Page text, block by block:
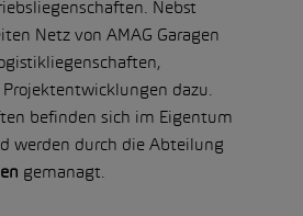
Nebst
Netz von AMAG Garagen
Projektentwicklungen dazu.
befinden sich im Eigentum
werden durch die Abteilung
gemanagt.